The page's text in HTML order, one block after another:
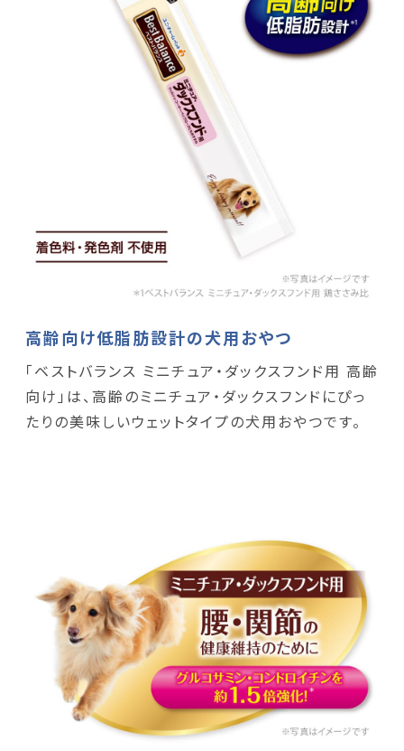
高齢向け低脂肪設計の犬用おやつ
「ベストバランス ミニチュア・ダックスフンド用 高齢
向け」は、高齢のミニチュア・ダックスフンドにぴっ
たりの美味しいウェットタイプの犬用おやつです。